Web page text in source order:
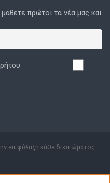
πρώτοι τα νέα μας και
επιφύλαξη κάθε δικαιώματος.